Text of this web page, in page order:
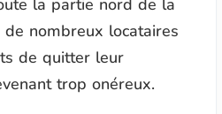
la partie nord de la
nombreux locataires
de quitter leur
trop onéreux.